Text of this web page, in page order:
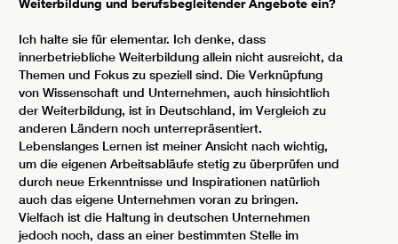
Weiterbildung und berufsbegleitender Angebote ein?
Ich halte sie für elementar. Ich denke, dass
innerbetriebliche Weiterbildung allein nicht ausreicht, da
Themen und Fokus zu speziell sind. Die Verknüpfung
von Wissenschaft und Unternehmen, auch hinsichtlich
der Weiterbildung, ist in Deutschland, im Vergleich zu
anderen Ländern noch unterrepräsentiert.
Lebenslanges Lernen ist meiner Ansicht nach wichtig,
um die eigenen Arbeitsabläufe stetig zu überprüfen und
durch neue Erkenntnisse und Inspirationen natürlich
auch das eigene Unternehmen voran zu bringen.
Vielfach ist die Haltung in deutschen Unternehmen
jedoch noch, dass an einer bestimmten Stelle im